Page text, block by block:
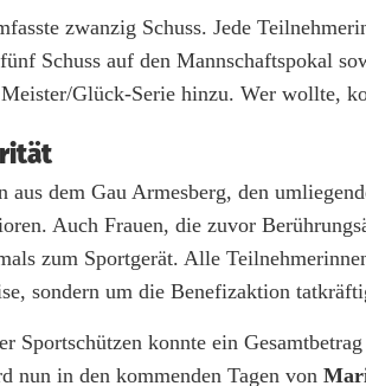
zwanzig Schuss. Jede
Schuss auf den Mannschaftspokal
Glück-Serie hinzu. Wer wollte,
aus dem Gau Armesberg, den
Auch Frauen, die zuvor
zum Sportgerät. Alle
sondern um die Benefizaktion
Sportschützen konnte ein
nun in den kommenden Tagen von